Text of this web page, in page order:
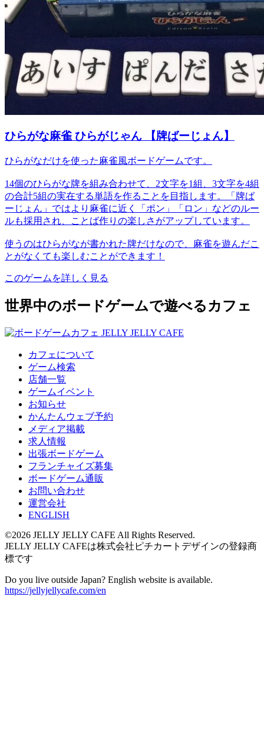
ひらがな麻雀 ひらがじゃん 【牌ばーじょん】
ひらがなだけを使った麻雀風ボードゲームです。
14個のひらがな牌を組み合わせて、2文字を1組、3文字を4組
の合計5組の実在する単語を作ることを目指します。「牌ば
ーじょん」ではより麻雀に近く「ポン」「ロン」などのルー
ルも採用され、ことば作りの楽しさがアップしています。
使うのはひらがなが書かれた牌だけなので、麻雀を遊んだこ
とがなくても楽しむことができます！
このゲームを詳しく見る
世界中のボードゲームで遊べるカフェ
カフェについて
ゲーム検索
店舗一覧
ゲームイベント
お知らせ
かんたんウェブ予約
メディア掲載
求人情報
出張ボードゲーム
フランチャイズ募集
ボードゲーム通販
お問い合わせ
運営会社
ENGLISH
©2026 JELLY JELLY CAFE All Rights Reserved.
JELLY JELLY CAFEは株式会社ピチカートデザインの登録商
標です
Do you live outside Japan? English website is available.
https://jellyjellycafe.com/en